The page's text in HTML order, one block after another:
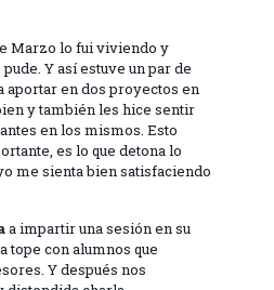
Marzo lo fui viviendo y
Y así estuve un par de
aportar en dos proyectos en
y también les hice sentir
en los mismos. Esto
es lo que detona lo
me sienta bien satisfaciendo
a impartir una sesión en su
tope con alumnos que
Y después nos